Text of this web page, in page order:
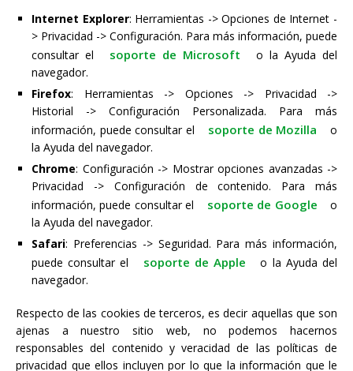
Internet Explorer: Herramientas -> Opciones de Internet -
> Privacidad -> Configuración. Para más información, puede
consultar el
soporte de Microsoft
o la Ayuda del
navegador.
Firefox: Herramientas -> Opciones -> Privacidad ->
Historial -> Configuración Personalizada. Para más
información, puede consultar el
soporte de Mozilla
o
la Ayuda del navegador.
Chrome: Configuración -> Mostrar opciones avanzadas ->
Privacidad -> Configuración de contenido. Para más
información, puede consultar el
soporte de Google
o
la Ayuda del navegador.
Safari: Preferencias -> Seguridad. Para más información,
puede consultar el
soporte de Apple
o la Ayuda del
navegador.
Respecto de las cookies de terceros, es decir aquellas que son
ajenas a nuestro sitio web, no podemos hacernos
responsables del contenido y veracidad de las políticas de
privacidad que ellos incluyen por lo que la información que le